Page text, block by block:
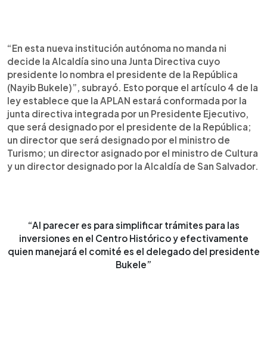
“En esta nueva institución autónoma no manda ni
decide la Alcaldía sino una Junta Directiva cuyo
presidente lo nombra el presidente de la República
(Nayib Bukele)”, subrayó. Esto porque el artículo 4 de la
ley establece que la APLAN estará conformada por la
junta directiva integrada por un Presidente Ejecutivo,
que será designado por el presidente de la República;
un director que será designado por el ministro de
Turismo; un director asignado por el ministro de Cultura
y un director designado por la Alcaldía de San Salvador.
“Al parecer es para simplificar trámites para las
inversiones en el Centro Histórico y efectivamente
quien manejará el comité es el delegado del presidente
Bukele”